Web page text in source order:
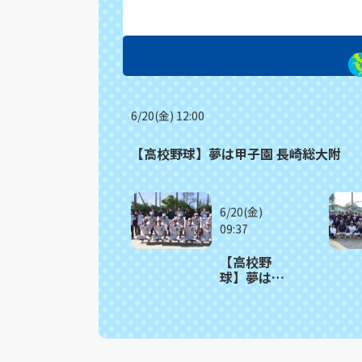
6/20(金) 12:00
【高校野球】夢は甲子園 長崎総大附
6/20(金)
09:37
【高校野
球】夢は甲